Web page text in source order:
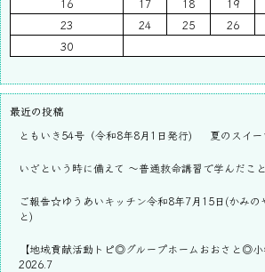
23
24 25 26
30
最近の投稿
ともいき54号（令和8年8月1日発行)
夏のスイ
いざという時に備えて ～普通救命講習で学んだこ
ご報告☆ゆうあいキッチン令和8年7月15日(かみの
と)
【地域貢献活動トピ◎グループホームおおさと◎小
2026.7